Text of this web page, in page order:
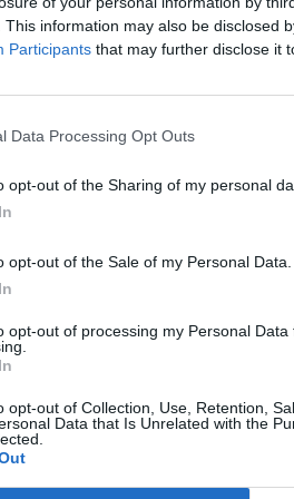
This information may also be disclosed
Participants that may further disclose it
Data Processing Opt Outs
opt-out of the Sharing of my personal
opt-out of the Sale of my Personal Data.
opt-out of processing my Personal Data
opt-out of Collection, Use, Retention,
Data that Is Unrelated with the
a koronavírus-fertőzöttek
hogy megvédjék a
ezért vezettek be ismét
portfolio.hu hírarchívumához
cikkarchívum
elmúlt 2 év napon belüli
Előfizetés